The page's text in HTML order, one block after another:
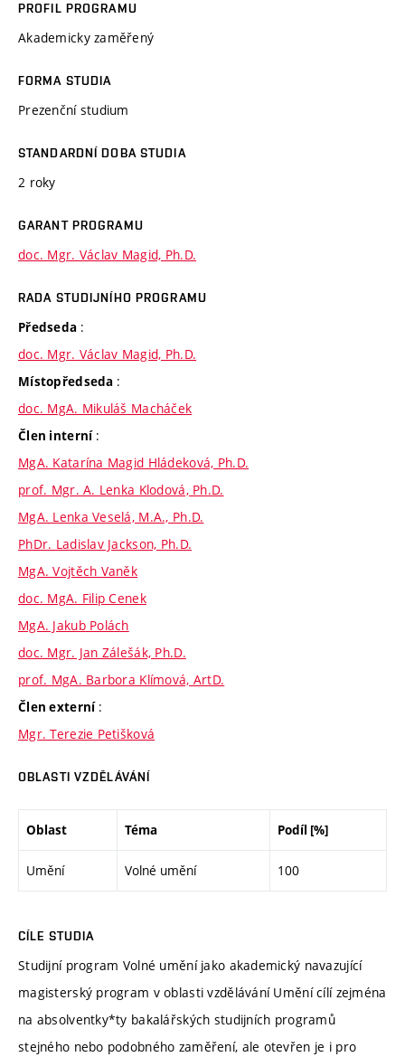
PROFIL PROGRAMU
Akademicky zaměřený
FORMA STUDIA
Prezenční studium
STANDARDNÍ DOBA STUDIA
2 roky
GARANT PROGRAMU
doc. Mgr. Václav Magid, Ph.D.
RADA STUDIJNÍHO PROGRAMU
Předseda :
doc. Mgr. Václav Magid, Ph.D.
Místopředseda :
doc. MgA. Mikuláš Macháček
Člen interní :
MgA. Katarína Magid Hládeková, Ph.D.
prof. Mgr. A. Lenka Klodová, Ph.D.
MgA. Lenka Veselá, M.A., Ph.D.
PhDr. Ladislav Jackson, Ph.D.
MgA. Vojtěch Vaněk
doc. MgA. Filip Cenek
MgA. Jakub Polách
doc. Mgr. Jan Zálešák, Ph.D.
prof. MgA. Barbora Klímová, ArtD.
Člen externí :
Mgr. Terezie Petišková
OBLASTI VZDĚLÁVÁNÍ
Oblast Téma Podíl [%]
Umění Volné umění 100
CÍLE STUDIA
Studijní program Volné umění jako akademický navazující
magisterský program v oblasti vzdělávání Umění cílí zejména
na absolventky*ty bakalářských studijních programů
stejného nebo podobného zaměření, ale otevřen je i pro